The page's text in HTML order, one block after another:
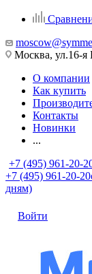
Москва, ул.16-я
О компании
Как купить
Контакты
Новинки
...
+7 (495) 961-20-
+7 (495) 961-20-20
дням)
Войти